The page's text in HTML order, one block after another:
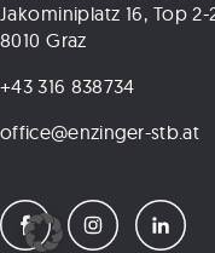
Jakominiplatz 16, Top 2-
8010 Graz
+43 316 838734
office@enzinger-stb.at